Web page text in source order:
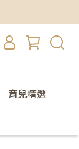
育兒精選